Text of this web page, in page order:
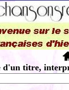
d'un titre,